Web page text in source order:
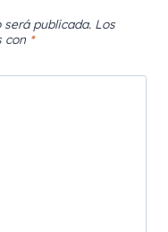
será publicada. Los
con *